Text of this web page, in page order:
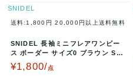
SNIDEL
送料:1,800円 20,000円以上送料無料
SNIDEL 長袖ミニフレアワンピー
ス ボーダー サイズ0 ブラウン SC
OC11220-113 A…
¥1,800/点